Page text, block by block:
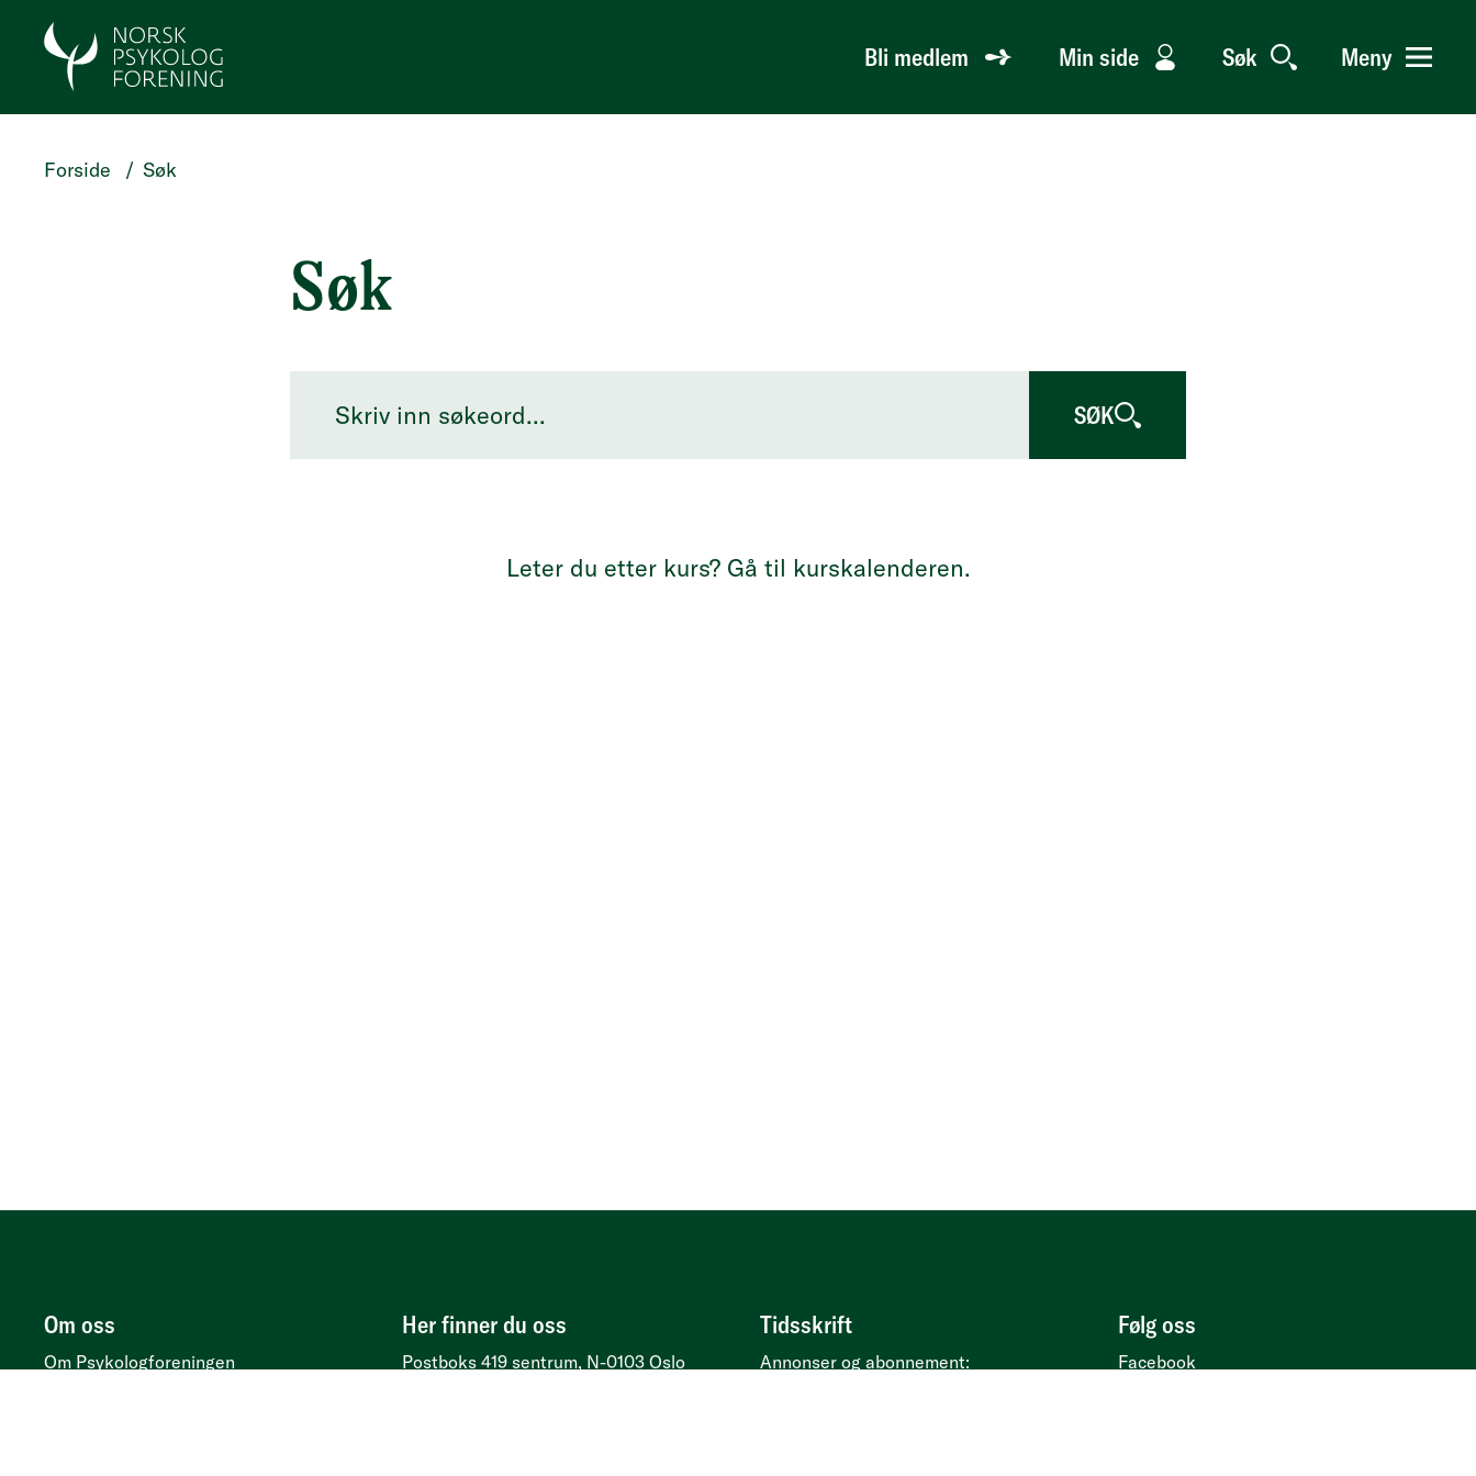
HOPP TIL HOVEDINNHOLD
Bli medlem Min side Søk Meny
Forside / Søk
Søk
SØK
BRUK SKJEMAET TIL Å SØKE PÅ NETTSIDEN.
Leter du etter kurs? Gå til kurskalenderen.
Om oss
Om Psykologforeningen
Her finner du oss
Postboks 419 sentrum, N-0103 Oslo
Tidsskrift
Annonser og abonnement:
Følg oss
Facebook